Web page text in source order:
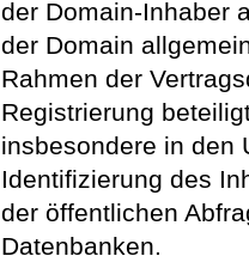
der Domain-Inhaber
der Domain
Rahmen der
Registrierung
insbesondere in den
Identifizierung des
der öffentlichen
Datenbanken.